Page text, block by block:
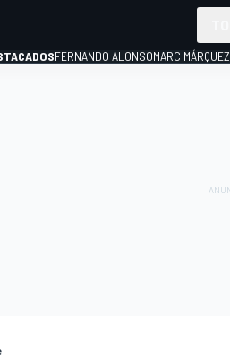
FERNANDO ALONSOMARC MÁRQUEZ